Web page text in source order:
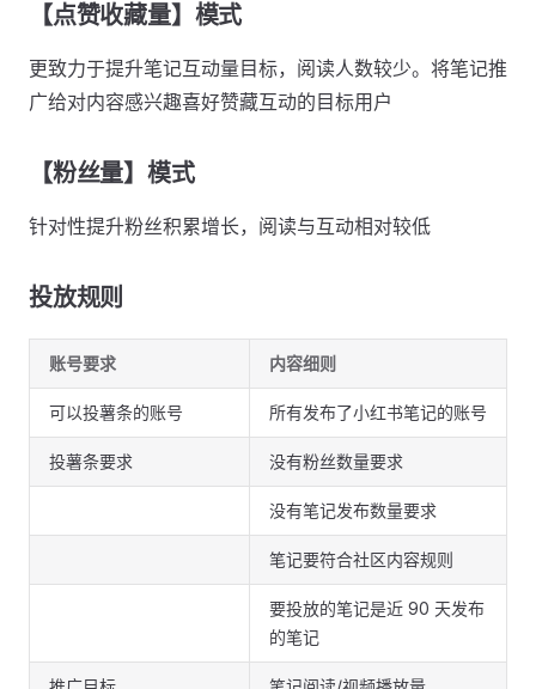
【点赞收藏量】模式
更致力于提升笔记互动量目标，阅读人数较少。将笔记推
广给对内容感兴趣喜好赞藏互动的目标用户
【粉丝量】模式
针对性提升粉丝积累增长，阅读与互动相对较低
投放规则
账号要求 内容细则
可以投薯条的账号 所有发布了小红书笔记的账号
投薯条要求 没有粉丝数量要求
没有笔记发布数量要求
笔记要符合社区内容规则
要投放的笔记是近 90 天发布
的笔记